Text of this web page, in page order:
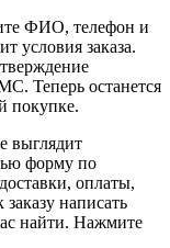
ФИО, телефон и
условия заказа.
Теперь останется
покупке.
выглядит
форму по
оплаты,
написать
найти. Нажмите